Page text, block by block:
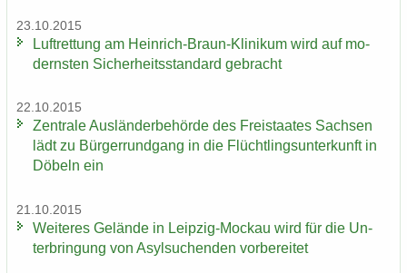
23.10.2015
Luft­ret­tung am Heinrich-​Braun-Klinikum wird auf mo­
derns­ten Si­cher­heits­stan­dard ge­bracht
22.10.2015
Zen­tra­le Aus­län­der­be­hör­de des Frei­staa­tes Sach­sen
lädt zu Bür­ger­rund­gang in die Flücht­lings­un­ter­kunft in
Dö­beln ein
21.10.2015
Wei­te­res Ge­län­de in Leipzig-​Mockau wird für die Un­
ter­brin­gung von Asyl­su­chen­den vor­be­rei­tet